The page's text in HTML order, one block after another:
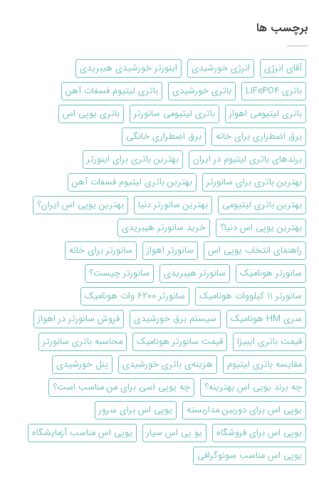
برچسب ها
آقای انرژی انرژی خورشیدی
اینورتر خورشیدی هیبریدی
باتری LiFePO4
باتری خورشیدی
باتری لیتیوم فسفات آهن
باتری لیتیومی اهواز
باتری لیتیومی سانورتر
باتری یوپی اس
برق اضطراری برای خانه
برق اضطراری خانگی
برندهای باتری لیتیوم در ایران
بهترین باتری برای اینورتر
بهترین باتری برای سانورتر
بهترین باتری لیتیوم فسفات آهن
بهترین باتری لیتیومی
بهترین سانورتر دنیا
بهترین یوپی اس ایران؟
بهترین یوپی اس دنیا؟
خرید سانورتر هیبریدی
راهنمای انتخاب یوپی اس
سانورتر اهواز
سانورتر برای خانه
سانورتر هونامیک
سانورتر هیبریدی
سانورتر چیست؟
سانورتر ۱۱ کیلووات هونامیک
سانورتر ۶۲۰۰ وات هونامیک
سری HM هونامیک
سیستم برق خورشیدی
فروش سانورتر در اهواز
قیمت باتری ایبیزا
قیمت سانورتر هونامیک
محاسبه باتری سانورتر
مقایسه باتری لیتیوم
هزینه‌ی باتری خورشیدی
پنل خورشیدی
چه برند یوپی اس بهترینه؟
چه یوپی اسی برای من مناسب است؟
یوپی اس برای دوربین مداربسته
یوپی اس برای سرور
یوپی اس برای فروشگاه
یو پی اس سیار
یوپی اس مناسب آزمایشگاه
یوپی اس مناسب سونوگرافی